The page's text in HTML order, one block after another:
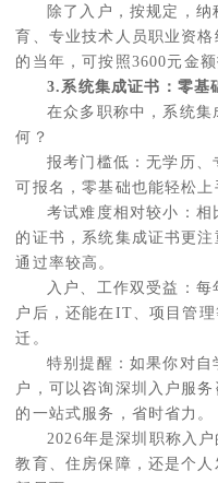
除了入户，按规定，
育、专业技术人员职业资
的当年，可按照3600元金额
3.系统集成证书：零基
在众多职称中，系统集
何？
报考门槛低：无学历
可报名，零基础也能轻松上
考试难度相对较小：
的证书，系统集成证书更
通过率较高。
入户、工作双受益：
户后，还能在IT、项目管
迁。
特别提醒：如果你对自
户，可以咨询深圳入户服
的一站式服务，省时省力。
2026年是深圳职称入
教育、住房保障，还是个